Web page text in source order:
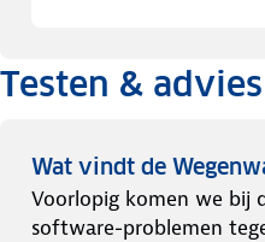
Testen & advies
Wat vindt de
Voorlopig komen we bij
software-problemen